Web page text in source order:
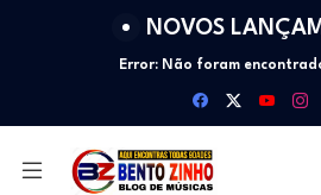
NOVOS
Error: Não foram